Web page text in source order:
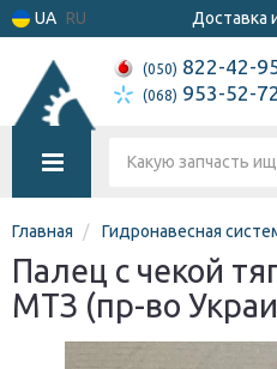
UA RU Доставка
(050) 822-42-
(068) 953-52-72
Главная Гидронавесная
Палец с чекой
МТЗ (пр-во